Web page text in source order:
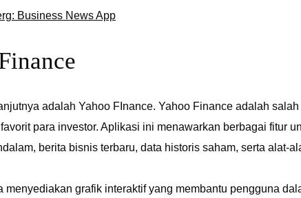
Business News App
adalah Yahoo FInance. Yahoo Finance adalah
para investor. Aplikasi ini menawarkan berbagai fitur
berita bisnis terbaru, data historis saham, serta alat-
menyediakan grafik interaktif yang membantu pengguna